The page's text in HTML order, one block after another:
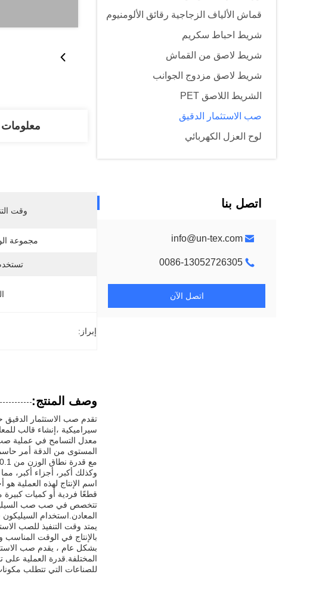
قماش الألياف الزجاجية رقائق الألومنيوم
شريط احباط سكريم
شريط لاصق من القماش
شريط لاصق مزدوج الجوانب
الشريط اللاصق PET
صب الاستثمار الدقيق
لوح العزل الكهربائي
اتصل بنا
info@un-tex.com
0086-13052726305
اتصل الآن
وقت
مجموعة
إبراز:
وصف المنتج:
تقدم صب الاستثمار الدقيق
سيراميكية ،إنشاء قالب
المستوى من الدقة أمر
وكذلك أكبر، أجزاء أكبر،
اسم الإنتاج لهذه
قطعًا فردية أو كميات كبيرة
تتخصص في صب صب السيليكون
المعادن.استخدام
بالإنتاج في الوقت المناسب
بشكل عام ، يقدم صب
المختلفة.قدرة العملية
للصناعات التي تتطلب